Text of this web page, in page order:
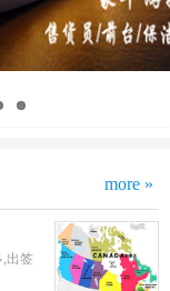
more »
,出签